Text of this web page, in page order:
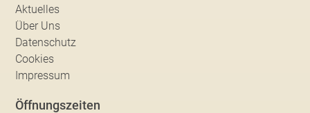
Aktuelles
Über Uns
Datenschutz
Cookies
Impressum
Öffnungszeiten